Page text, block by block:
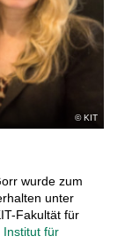
KIT
wurde zum
unter
Fakultät für
Institut für